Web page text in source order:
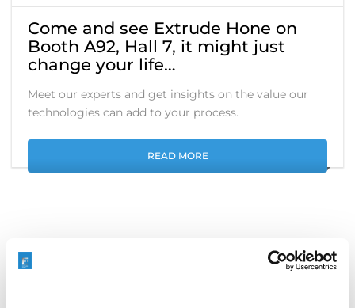
Come and see Extrude Hone on
Booth A92, Hall 7, it might just
change your life…
Meet our experts and get insights on the value our
technologies can add to your process.
READ MORE